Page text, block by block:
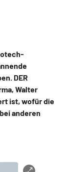
DER
Walter
ist, wofür die
anderen